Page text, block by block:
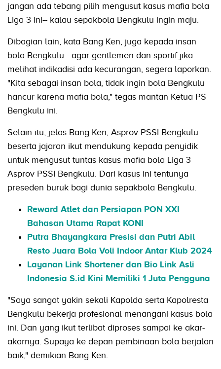
jangan ada tebang pilih mengusut kasus mafia bola
Liga 3 ini-- kalau sepakbola Bengkulu ingin maju.
Dibagian lain, kata Bang Ken, juga kepada insan
bola Bengkulu-- agar gentlemen dan sportif jika
melihat indikadisi ada kecurangan, segera laporkan.
"Kita sebagai insan bola, tidak ingin bola Bengkulu
hancur karena mafia bola," tegas mantan Ketua PS
Bengkulu ini.
Selain itu, jelas Bang Ken, Asprov PSSI Bengkulu
beserta jajaran ikut mendukung kepada penyidik
untuk mengusut tuntas kasus mafia bola Liga 3
Asprov PSSI Bengkulu. Dari kasus ini tentunya
preseden buruk bagi dunia sepakbola Bengkulu.
Reward Atlet dan Persiapan PON XXI
Bahasan Utama Rapat KONI
Putra Bhayangkara Presisi dan Putri Abil
Resto Juara Bola Voli Indoor Antar Klub 2024
Layanan Link Shortener dan Bio Link Asli
Indonesia S.id Kini Memiliki 1 Juta Pengguna
"Saya sangat yakin sekali Kapolda serta Kapolresta
Bengkulu bekerja profesional menangani kasus bola
ini. Dan yang ikut terlibat diproses sampai ke akar-
akarnya. Supaya ke depan pembinaan bola berjalan
baik," demikian Bang Ken.